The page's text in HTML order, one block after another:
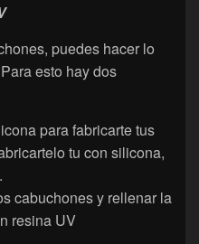
puedes hacer lo
esto hay dos
para fabricarte tus
tu con silicona,
cabuchones y rellenar la
resina UV